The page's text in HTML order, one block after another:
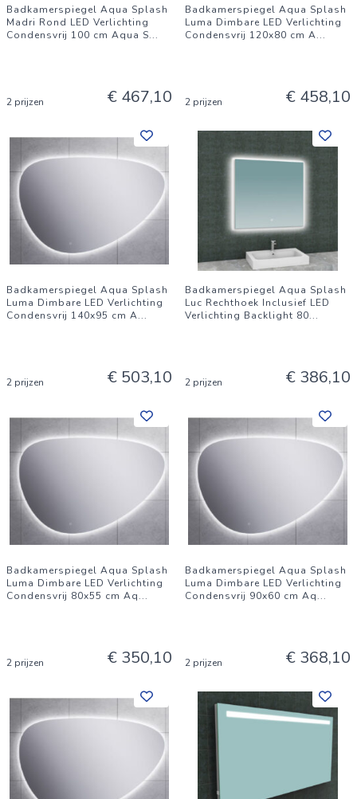
Badkamerspiegel Aqua Splash
Madri Rond LED Verlichting
Condensvrij 100 cm Aqua S...
2 prijzen € 467,10
Badkamerspiegel Aqua Splash
Luma Dimbare LED Verlichting
Condensvrij 120x80 cm A...
2 prijzen € 458,10
Badkamerspiegel Aqua Splash
Luma Dimbare LED Verlichting
Condensvrij 140x95 cm A...
2 prijzen € 503,10
Badkamerspiegel Aqua Splash
Luc Rechthoek Inclusief LED
Verlichting Backlight 80...
2 prijzen € 386,10
Badkamerspiegel Aqua Splash
Luma Dimbare LED Verlichting
Condensvrij 80x55 cm Aq...
2 prijzen € 350,10
Badkamerspiegel Aqua Splash
Luma Dimbare LED Verlichting
Condensvrij 90x60 cm Aq...
2 prijzen € 368,10